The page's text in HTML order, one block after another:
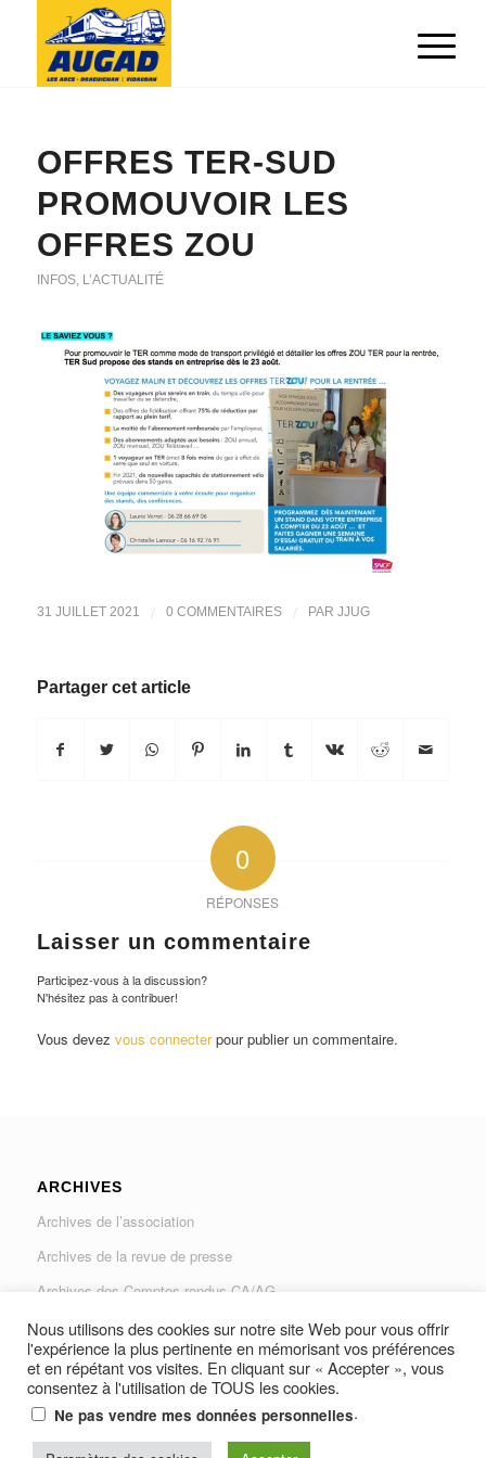
OFFRES TER-SUD
PROMOUVOIR LES
OFFRES ZOU
INFOS, L’ACTUALITÉ
31 JUILLET 2021 / 0 COMMENTAIRES / PAR JJUG
Partager cet article
0
RÉPONSES
Laisser un commentaire
Participez-vous à la discussion?
N'hésitez pas à contribuer!
Vous devez vous connecterpour publier un commentaire.
ARCHIVES
Archives de l’association
Archives de la revue de presse
Archives des Comptes rendus CA/AG
Archives du Journal « Traverse »
Nous utilisons des cookies sur notre site Web pour vous offrir
l'expérience la plus pertinente en mémorisant vos préférences
et en répétant vos visites. En cliquant sur « Accepter », vous
consentez à l'utilisation de TOUS les cookies.
Ne pas vendre mes données personnelles.